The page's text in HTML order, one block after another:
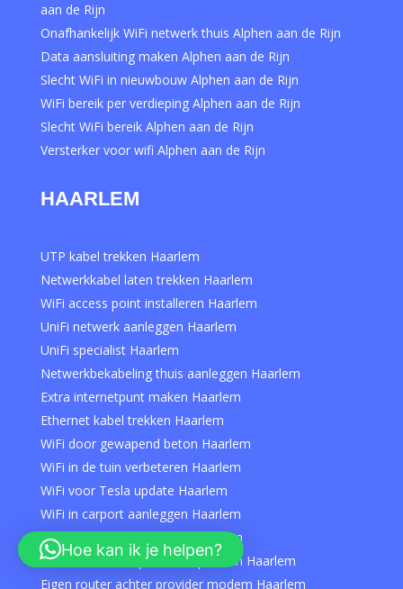
aan de Rijn
Onafhankelijk WiFi netwerk thuis Alphen aan de Rijn
Data aansluiting maken Alphen aan de Rijn
Slecht WiFi in nieuwbouw Alphen aan de Rijn
WiFi bereik per verdieping Alphen aan de Rijn
Slecht WiFi bereik Alphen aan de Rijn
Versterker voor wifi Alphen aan de Rijn
HAARLEM
UTP kabel trekken Haarlem
Netwerkkabel laten trekken Haarlem
WiFi access point installeren Haarlem
UniFi netwerk aanleggen Haarlem
UniFi specialist Haarlem
Netwerkbekabeling thuis aanleggen Haarlem
Extra internetpunt maken Haarlem
Ethernet kabel trekken Haarlem
WiFi door gewapend beton Haarlem
WiFi in de tuin verbeteren Haarlem
WiFi voor Tesla update Haarlem
WiFi in carport aanleggen Haarlem
WiFi op zolder verbeteren Haarlem
Slechte WiFi van provider oplossen Haarlem
Eigen router achter provider modem Haarlem
Hoe kan ik je helpen?